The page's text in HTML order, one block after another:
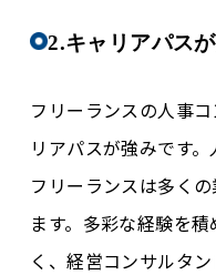
2.キャリアパス
フリーランスの人事
リアパスが強みです。
フリーランスは多く
ます。多彩な経験を
く、経営コンサルタ